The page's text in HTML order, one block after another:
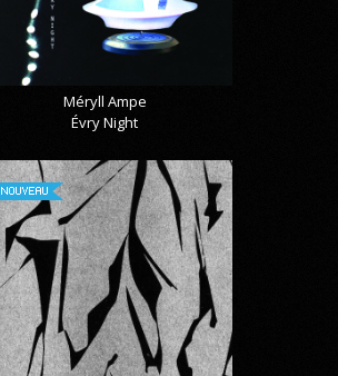
Méryll Ampe
Évry Night
NOUVEAU